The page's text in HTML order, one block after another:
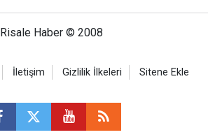
Risale Haber © 2008
İletişim Gizlilik İlkeleri Sitene Ekle